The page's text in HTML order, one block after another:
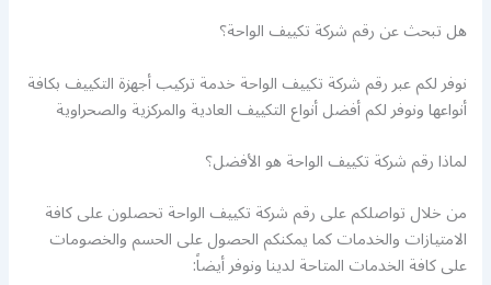
هل تبحث عن رقم شركة تكييف الواحة؟
نوفر لكم عبر رقم شركة تكييف الواحة خدمة تركيب أجهزة التكييف بكافة
أنواعها ونوفر لكم أفضل أنواع التكييف العادية والمركزية والصحراوية
لماذا رقم شركة تكييف الواحة هو الأفضل؟
من خلال تواصلكم على رقم شركة تكييف الواحة تحصلون على كافة
الامتيازات والخدمات كما يمكنكم الحصول على الحسم والخصومات
على كافة الخدمات المتاحة لدينا ونوفر أيضاً: